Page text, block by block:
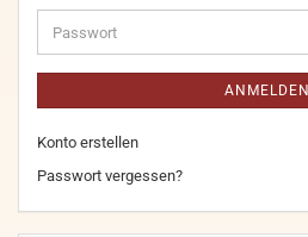
Adresse
Passwort
ANMELDEN
Konto erstellen
Passwort vergessen?